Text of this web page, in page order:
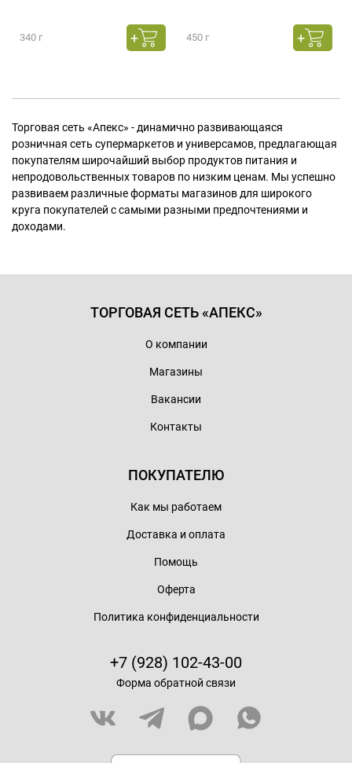
340 г 450 г
Торговая сеть «Апекс» - динамично развивающаяся
розничная сеть супермаркетов и универсамов, предлагающая
покупателям широчайший выбор продуктов питания и
непродовольственных товаров по низким ценам. Мы успешно
развиваем различные форматы магазинов для широкого
круга покупателей с самыми разными предпочтениями и
доходами.
ТОРГОВАЯ СЕТЬ «АПЕКС»
О компании
Магазины
Вакансии
Контакты
ПОКУПАТЕЛЮ
Как мы работаем
Доставка и оплата
Помощь
Оферта
Политика конфиденциальности
+7 (928) 102-43-00
Форма обратной связи